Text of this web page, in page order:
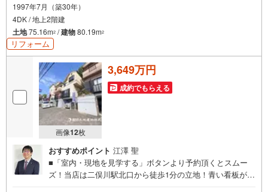
1997年7月（築30年）
4DK / 地上2階建
土地75.16m2 /建物80.19m2
リフォーム
画像12枚
3,649万円
成約でもらえる
おすすめポイント 江澤 聖
■「室内・現地を見学する」ボタンより予約頂くとスムー
ズ！当店は二俣川駅北口から徒歩1分の立地！青い看板が目